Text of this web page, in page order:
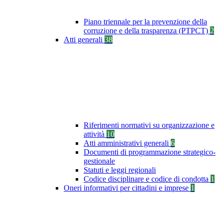
Piano triennale per la prevenzione della
corruzione e della trasparenza (PTPCT) 2
Atti generali 38
Riferimenti normativi su organizzazione e
attività 10
Atti amministrativi generali 6
Documenti di programmazione strategico-
gestionale
Statuti e leggi regionali
Codice disciplinare e codice di condotta 1
Oneri informativi per cittadini e imprese 1